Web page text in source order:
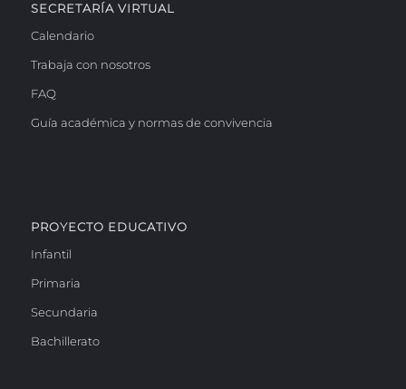
SECRETARÍA VIRTUAL
Calendario
Trabaja con nosotros
FAQ
Guía académica y normas de convivencia
PROYECTO EDUCATIVO
Infantil
Primaria
Secundaria
Bachillerato